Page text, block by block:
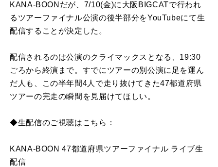
KANA-BOONだが、7/10(金)に大阪BIGCATで行われ
るツアーファイナル公演の後半部分をYouTubeにて生
配信することが決定した。
配信されるのは公演のクライマックスとなる、19:30
ごろから終演まで。すでにツアーの別公演に足を運ん
だ人も、この半年間4人で走り抜けてきた47都道府県
ツアーの完走の瞬間を見届けてほしい。
◆生配信のご視聴はこちら：
KANA-BOON 47都道府県ツアーファイナル ライブ生
配信